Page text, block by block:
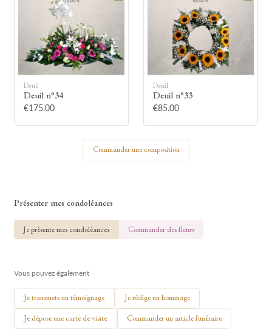
Montrez votre soutien à la famille en
allumant symboliquement une bougie.
Votre prénom
Deuil
Deuil n°34
€175.00
Deuil
Deuil n°33
€85.00
Commander une composition
Présenter mes condoléances
Je présente mes condoléances Commander des fleurs
Vous pouvez également
Je transmets un témoignage Je rédige un hommage
Je dépose une carte de visite Commander un article funéraire